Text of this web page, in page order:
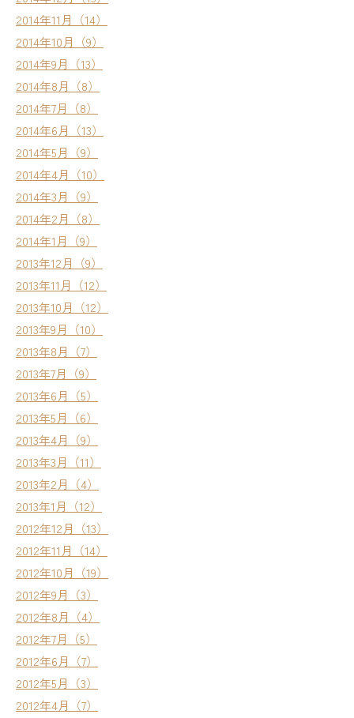
2014年11月（14）
2014年10月（9）
2014年9月（13）
2014年8月（8）
2014年7月（8）
2014年6月（13）
2014年5月（9）
2014年4月（10）
2014年3月（9）
2014年2月（8）
2014年1月（9）
2013年12月（9）
2013年11月（12）
2013年10月（12）
2013年9月（10）
2013年8月（7）
2013年7月（9）
2013年6月（5）
2013年5月（6）
2013年4月（9）
2013年3月（11）
2013年2月（4）
2013年1月（12）
2012年12月（13）
2012年11月（14）
2012年10月（19）
2012年9月（3）
2012年8月（4）
2012年7月（5）
2012年6月（7）
2012年5月（3）
2012年4月（7）